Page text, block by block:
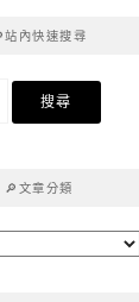
站內快速搜尋
🔎文章分類